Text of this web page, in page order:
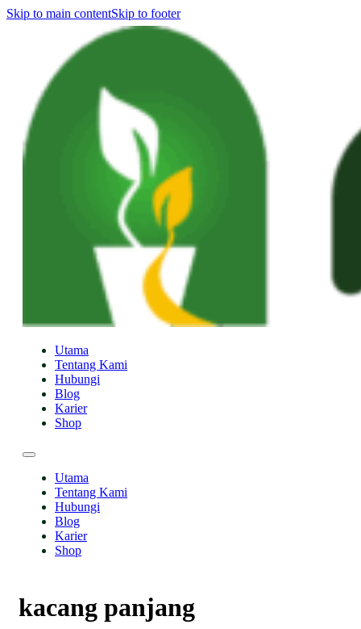
Skip to main contentSkip to footer
Utama
Tentang Kami
Hubungi
Blog
Karier
Shop
Utama
Tentang Kami
Hubungi
Blog
Karier
Shop
kacang panjang